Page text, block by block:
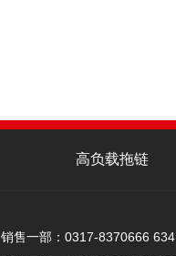
高负载拖链
销售一部：0317-8370666